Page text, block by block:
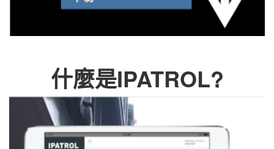
什麼是IPATROL?